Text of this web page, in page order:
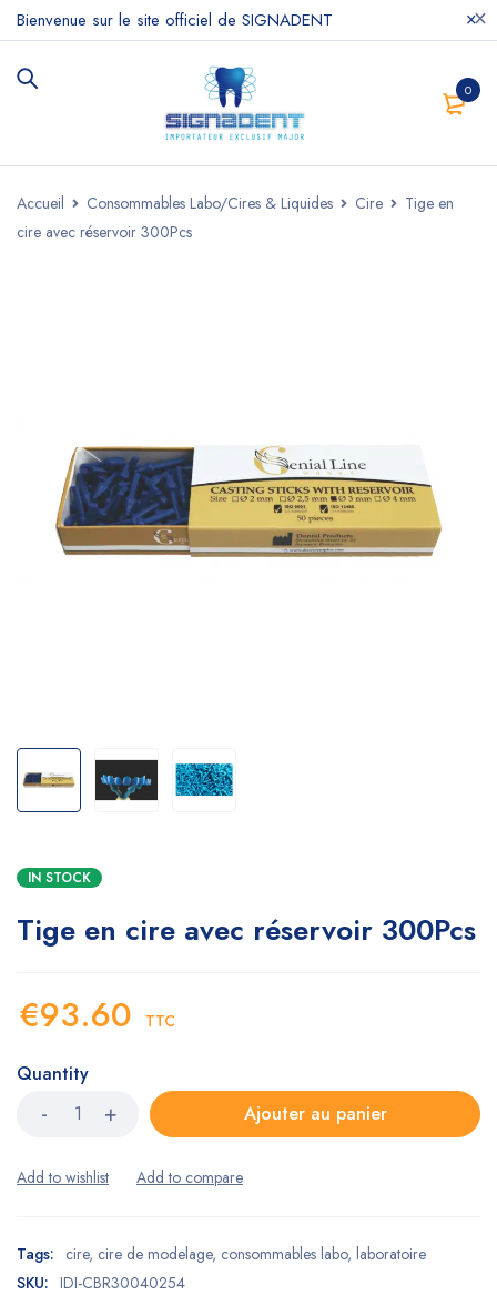
Bienvenue sur le site officiel de SIGNADENT
0
Accueil Consommables Labo/Cires & Liquides Cire
Tige en
cire avec réservoir 300Pcs
IN STOCK
Tige en cire avec réservoir 300Pcs
€93.60 TTC
Quantity
Ajouter au panier
Tags: cire, cire de modelage, consommables labo, laboratoire
SKU: IDI-CBR30040254